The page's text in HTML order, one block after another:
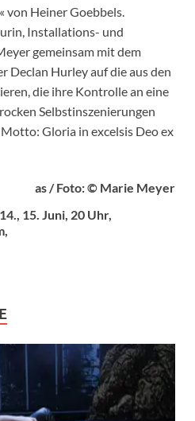
von Heiner Goebbels.
Installations- und
gemeinsam mit dem
Declan Hurley auf die aus den
die ihre Kontrolle an eine
Selbstinszenierungen
Gloria in excelsis Deo ex
as / Foto: © Marie Meyer
15. Juni, 20 Uhr,